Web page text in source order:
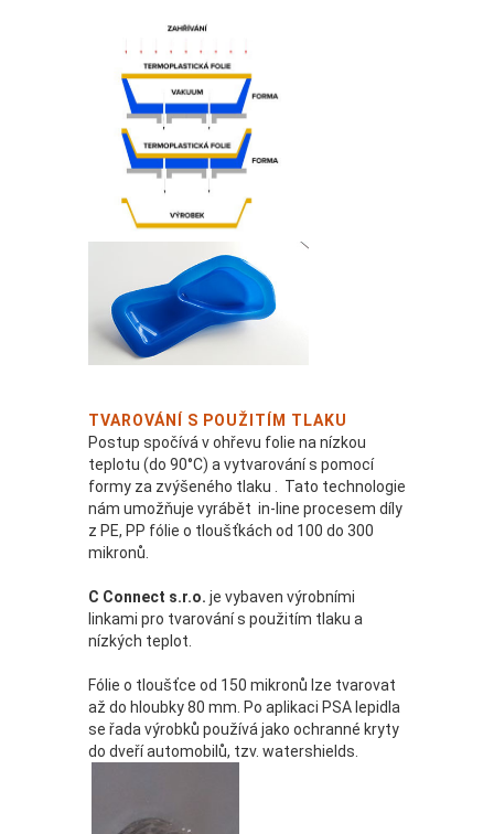
TVAROVÁNÍ S POUŽITÍM TLAKU
Postup spočívá v ohřevu folie na nízkou
teplotu (do 90°C) a vytvarování s pomocí
formy za zvýšeného tlaku . Tato technologie
nám umožňuje vyrábět in-line procesem díly
z PE, PP fólie o tloušťkách od 100 do 300
mikronů.
C Connect s.r.o. je vybaven výrobními
linkami pro tvarování s použitím tlaku a
nízkých teplot.
Fólie o tloušťce od 150 mikronů lze tvarovat
až do hloubky 80 mm. Po aplikaci PSA lepidla
se řada výrobků používá jako ochranné kryty
do dveří automobilů, tzv. watershields.